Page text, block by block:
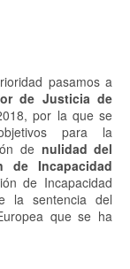
pasamos a
de Justicia de
por la que se
para la
de nulidad del
de Incapacidad
de Incapacidad
la sentencia del
que se ha